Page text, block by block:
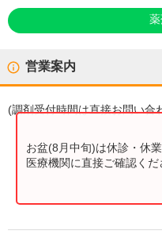
営業案内
(調剤受付時間は直接お問い合
お盆(8月中旬)は休診・休
医療機関に直接ご確認くだ